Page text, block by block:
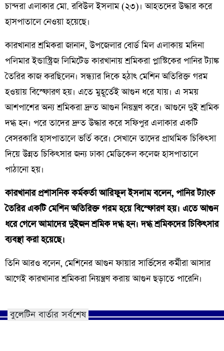
চান্দরা এলাকার মো. রবিউল ইসলাম (২৩)। আহতদের উদ্ধার করে
হাসপাতালে নেওয়া হয়েছে।
কারখানার শ্রমিকরা জানান, উপজেলার বোর্ড মিল এলাকায় মদিনা
পলিমার ইন্ডাস্ট্রিজ লিমিটেড কারখানায় শ্রমিকরা প্লাস্টিকের পানির ট্যাঙ্ক
তৈরির কাজ করছিলেন। সন্ধ্যার দিকে হঠাৎ মেশিন অতিরিক্ত গরম
হওয়ায় বিস্ফোরণ হয়। এতে মুহূর্তেই আগুন ধরে যায়। এ সময়
আশপাশের অন্য শ্রমিকরা দ্রুত আগুন নিয়ন্ত্রণ করে। আগুনে দুই শ্রমিক
দগ্ধ হন। পরে তাদের দ্রুত উদ্ধার করে সফিপুর এলাকার একটি
বেসরকারি হাসপাতালে ভর্তি করে। সেখানে তাদের প্রাথমিক চিকিৎসা
দিয়ে উন্নত চিকিৎসার জন্য ঢাকা মেডিকেল কলেজ হাসপাতালে
পাঠানো হয়।
কারখানার প্রশাসনিক কর্মকর্তা আরিফুল ইসলাম বলেন, পানির ট্যাংক
তৈরির একটি মেশিন অতিরিক্ত গরম হয়ে বিস্ফোরণ হয়। এতে আগুন
ধরে গেলে আমাদের দুইজন শ্রমিক দগ্ধ হন। দগ্ধ শ্রমিকদের চিকিৎসার
ব্যবস্থা করা হয়েছে।
তিনি আরও বলেন, মেশিনের আগুন ফায়ার সার্ভিসের কর্মীরা আসার
আগেই কারখানার শ্রমিকরা নিয়ন্ত্রণ করায় আগুন ছড়াতে পারেনি।
বুলেটিন বার্তার সর্বশেষ